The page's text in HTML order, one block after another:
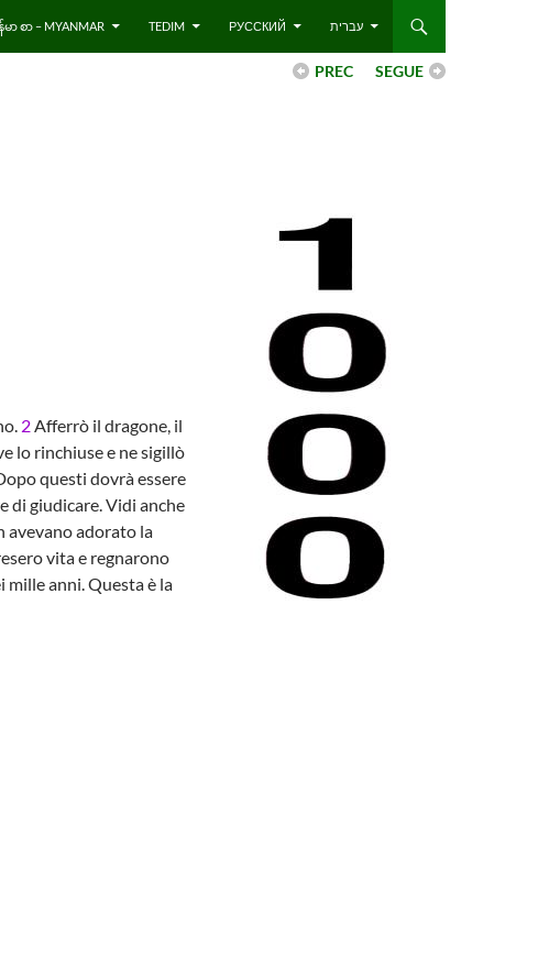
ာ စာ – MYANMAR TEDIM РУССКИЙ עברית
SEGUE
PREC
2Afferrò il dragone, il
lo rinchiuse e ne sigillò
questi dovrà essere
di giudicare. Vidi anche
avevano adorato la
vita e regnarono
anni. Questa è la